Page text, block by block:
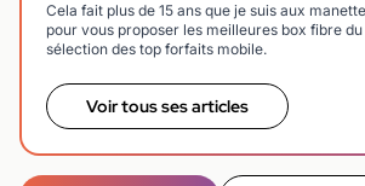
Cela fait plus de 15 ans que je suis aux
pour vous proposer les meilleures box fibre
sélection des top forfaits mobile.
Voir tous ses articles